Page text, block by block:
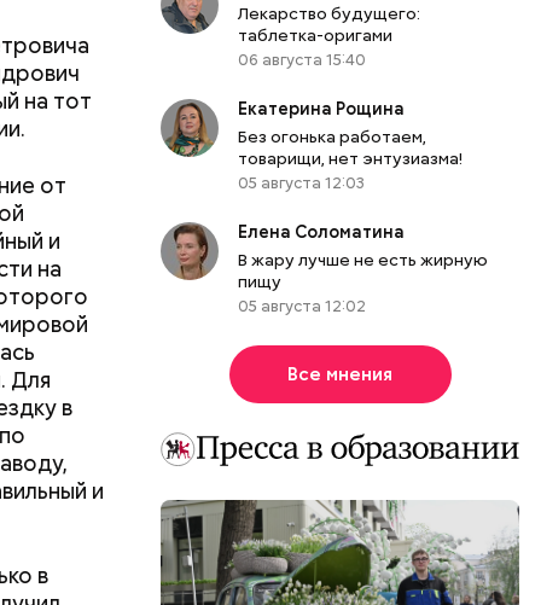
на тот
от
и
на
Для
в
и
в
Лекарство будущего:
таблетка-оригами
06 августа 15:40
Екатерина Рощина
Без огонька работаем,
товарищи, нет энтузиазма!
05 августа 12:03
Елена Соломатина
В жару лучше не есть жирную
пищу
05 августа 12:02
Все мнения